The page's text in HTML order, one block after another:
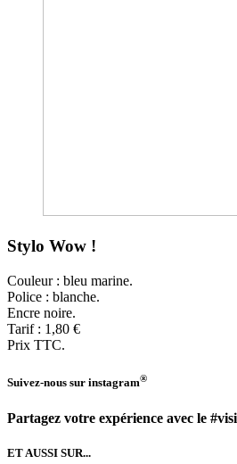
Stylo Wow !
Couleur : bleu marine.
Police : blanche.
Encre noire.
Tarif : 1,80 €
Prix TTC.
Suivez-nous sur instagram®
Partagez votre expérience avec le
ET AUSSI SUR...